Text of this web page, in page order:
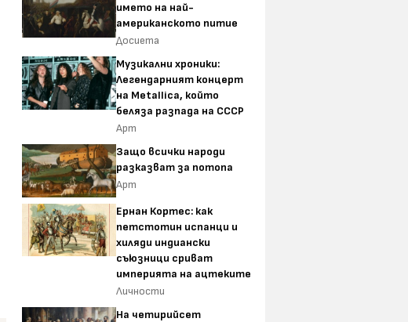
името на най-
американското питие
Досиета
Музикални хроники:
Легендарният концерт
на Metallica, който
беляза разпада на СССР
Арт
Защо всички народи
разказват за потопа
Арт
Ернан Кортес: как
петстотин испанци и
хиляди индиански
съюзници сриват
империята на ацтеките
Личности
На четирийсет